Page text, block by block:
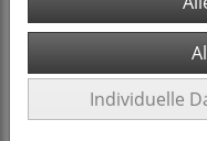
Individuelle